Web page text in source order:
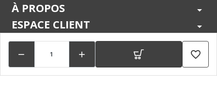
  favorite_border
À PROPOS arrow_drop_down
ESPACE CLIENT arrow_drop_down
CENTRE D'AIDE arrow_drop_down
LÉGAL arrow_drop_down
MARQUES arrow_drop_down